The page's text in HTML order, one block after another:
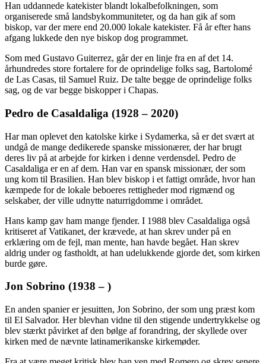
Han uddannede katekister blandt lokalbefolkningen, som
organiserede små landsbykommuniteter, og da han gik af som
biskop, var der mere end 20.000 lokale katekister. Få år efter hans
afgang lukkede den nye biskop dog programmet.
Som med Gustavo Guiterrez, går der en linje fra en af det 14.
århundredes store fortalere for de oprindelige folks sag, Bartolomé
de Las Casas, til Samuel Ruiz. De talte begge de oprindelige folks
sag, og de var begge biskopper i Chapas.
Pedro de Casaldaliga (1928 – 2020)
Har man oplevet den katolske kirke i Sydamerka, så er det svært at
undgå de mange dedikerede spanske missionærer, der har brugt
deres liv på at arbejde for kirken i denne verdensdel. Pedro de
Casaldaliga er en af dem. Han var en spansk missionær, der som
ung kom til Brasilien. Han blev biskop i et fattigt område, hvor han
kæmpede for de lokale beboeres rettigheder mod rigmænd og
selskaber, der ville udnytte naturrigdomme i området.
Hans kamp gav ham mange fjender. I 1988 blev Casaldaliga også
kritiseret af Vatikanet, der krævede, at han skrev under på en
erklæring om de fejl, man mente, han havde begået. Han skrev
aldrig under og fastholdt, at han udelukkende gjorde det, som kirken
burde gøre.
Jon Sobrino (1938 – )
En anden spanier er jesuitten, Jon Sobrino, der som ung præst kom
til El Salvador. Her blevhan vidne til den stigende undertrykkelse og
blev stærkt påvirket af den bølge af forandring, der skyllede over
kirken med de nævnte latinamerikanske kirkemøder.